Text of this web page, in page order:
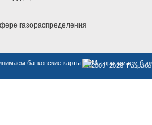
газораспределения
© 2009–2026.